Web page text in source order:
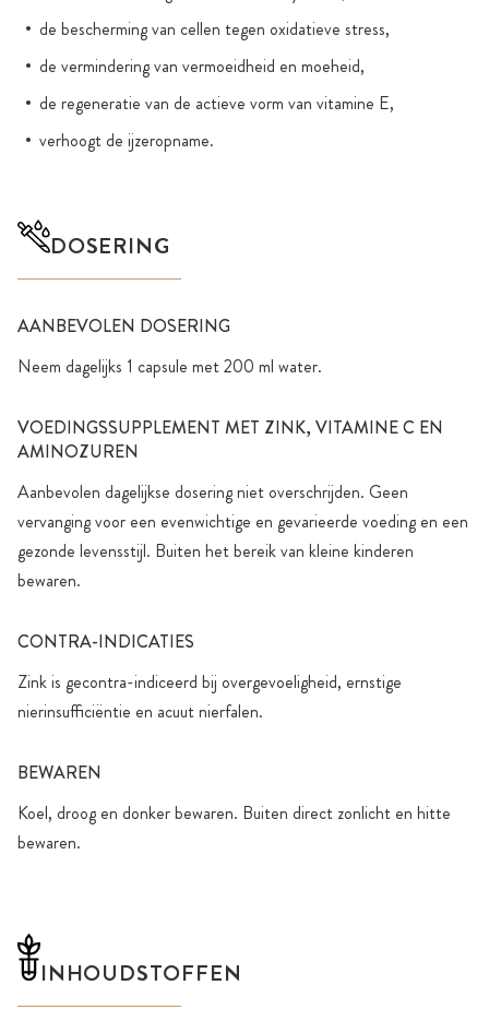
de bescherming van cellen tegen oxidatieve stress,
de vermindering van vermoeidheid en moeheid,
de regeneratie van de actieve vorm van vitamine E,
verhoogt de ijzeropname.
DOSERING
AANBEVOLEN DOSERING
Neem dagelijks 1 capsule met 200 ml water.
VOEDINGSSUPPLEMENT MET ZINK, VITAMINE C EN
AMINOZUREN
Aanbevolen dagelijkse dosering niet overschrijden. Geen
vervanging voor een evenwichtige en gevarieerde voeding en een
gezonde levensstijl. Buiten het bereik van kleine kinderen
bewaren.
CONTRA-INDICATIES
Zink is gecontra-indiceerd bij overgevoeligheid, ernstige
nierinsufficiëntie en acuut nierfalen.
BEWAREN
Koel, droog en donker bewaren. Buiten direct zonlicht en hitte
bewaren.
INHOUDSTOFFEN